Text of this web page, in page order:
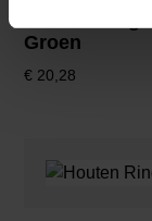
Groen
€ 20,28